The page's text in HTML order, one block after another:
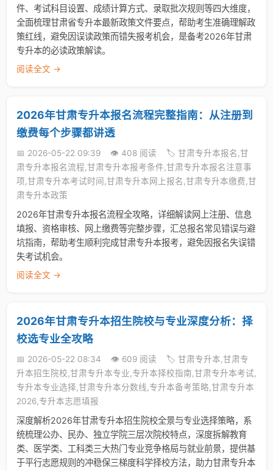
件、考试科目设置、成绩计算方式、录取批次规则等四大维度，
全面梳理甘肃省专升本最新政策文件要点，帮助考生准确理解政
策红线，避免因误读政策而错失报考机会，是备考2026年甘肃
专升本的必读政策解读。
阅读全文 →
2026年甘肃专升本报名流程完整指南：从注册到
缴费每个步骤都讲透
📅 2026-05-22 09:39 👁️ 408 阅读
🏷️ 甘肃专升本报名,甘
肃专升本报名流程,甘肃专升本报考条件,甘肃专升本报名注意事
项,甘肃专升本考试时间,甘肃专升本网上报名,甘肃专升本缴费,甘
肃专升本政策
2026年甘肃专升本报名流程全攻略，详细解读网上注册、信息
填报、资格审核、网上缴费等完整步骤，汇总报名常见错误与避
坑指南，帮助考生顺利完成甘肃专升本报考，避免因报名失误错
失考试机会。
阅读全文 →
2026年甘肃专升本招生院校与专业深度分析：择
校选专业全攻略
📅 2026-05-22 08:34 👁️ 609 阅读
🏷️ 甘肃专升本,甘肃专
升本招生院校,甘肃专升本专业,专升本择校指南,甘肃专升本考试,
专升本专业选择,甘肃专升本分数线,专升本备考策略,甘肃专升本
2026,专升本志愿填报
深度解析2026年甘肃专升本招生院校全景与专业选择策略，系
统梳理公办、民办、独立学院三层次院校特点，深度拆解教育
类、医学类、工科类三大热门专业竞争格局与就业前景，提供基
于平行志愿规则的冲稳保三梯度科学择校方法，助力甘肃专升本